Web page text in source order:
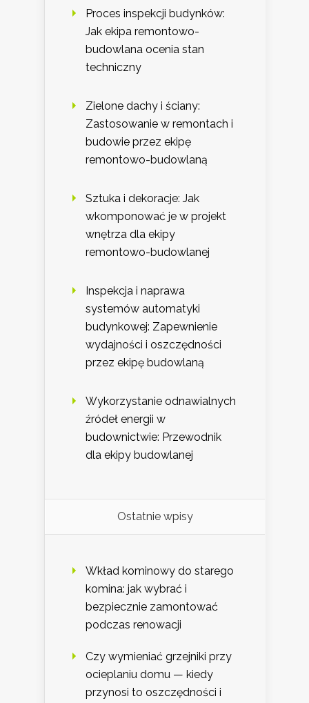
Proces inspekcji budynków:
Jak ekipa remontowo-
budowlana ocenia stan
techniczny
Zielone dachy i ściany:
Zastosowanie w remontach i
budowie przez ekipę
remontowo-budowlaną
Sztuka i dekoracje: Jak
wkomponować je w projekt
wnętrza dla ekipy
remontowo-budowlanej
Inspekcja i naprawa
systemów automatyki
budynkowej: Zapewnienie
wydajności i oszczędności
przez ekipę budowlaną
Wykorzystanie odnawialnych
źródeł energii w
budownictwie: Przewodnik
dla ekipy budowlanej
Ostatnie wpisy
Wkład kominowy do starego
komina: jak wybrać i
bezpiecznie zamontować
podczas renowacji
Czy wymieniać grzejniki przy
ocieplaniu domu — kiedy
przynosi to oszczędności i